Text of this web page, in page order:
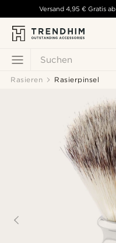
Suchen
Versand 4,95 € Gratis ab
Rasieren Rasierpinsel